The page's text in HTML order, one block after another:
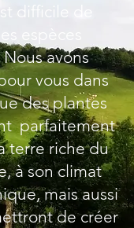
difficile de
espèces
avons
vous dans
des plantes
parfaitement
terre riche du
à son climat
mais aussi
de créer